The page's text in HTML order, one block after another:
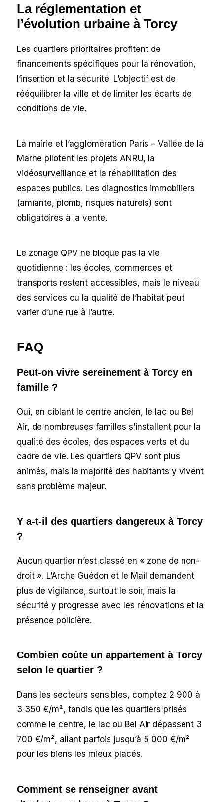
La réglementation et
l’évolution urbaine à Torcy
Les quartiers prioritaires profitent de
financements spécifiques pour la rénovation,
l’insertion et la sécurité. L’objectif est de
rééquilibrer la ville et de limiter les écarts de
conditions de vie.
La mairie et l’agglomération Paris – Vallée de la
Marne pilotent les projets ANRU, la
vidéosurveillance et la réhabilitation des
espaces publics. Les diagnostics immobiliers
(amiante, plomb, risques naturels) sont
obligatoires à la vente.
Le zonage QPV ne bloque pas la vie
quotidienne : les écoles, commerces et
transports restent accessibles, mais le niveau
des services ou la qualité de l’habitat peut
varier d’une rue à l’autre.
FAQ
Peut-on vivre sereinement à Torcy en
famille ?
Oui, en ciblant le centre ancien, le lac ou Bel
Air, de nombreuses familles s’installent pour la
qualité des écoles, des espaces verts et du
cadre de vie. Les quartiers QPV sont plus
animés, mais la majorité des habitants y vivent
sans problème majeur.
Y a-t-il des quartiers dangereux à Torcy
?
Aucun quartier n’est classé en « zone de non-
droit ». L’Arche Guédon et le Mail demandent
plus de vigilance, surtout le soir, mais la
sécurité y progresse avec les rénovations et la
présence policière.
Combien coûte un appartement à Torcy
selon le quartier ?
Dans les secteurs sensibles, comptez 2 900 à
3 350 €/m², tandis que les quartiers prisés
comme le centre, le lac ou Bel Air dépassent 3
700 €/m², allant parfois jusqu’à 5 000 €/m²
pour les biens les mieux placés.
Comment se renseigner avant